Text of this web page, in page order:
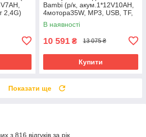
2,4G)
Bambi (р/к, акум.1*12V10AH,
4мотора35W, MP3, USB, TF,
BLUETOOTH) M 6347EBLR-8
Рожевий
В наявності
10 591 ₴ 13 075 ₴
Купити
Показати ще
з 816 відгуків за рік